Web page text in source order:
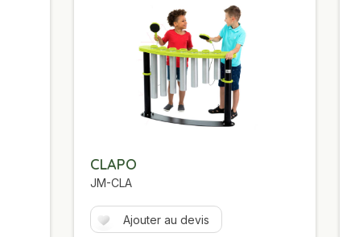
CLAPO
JM-CLA
Ajouter au devis